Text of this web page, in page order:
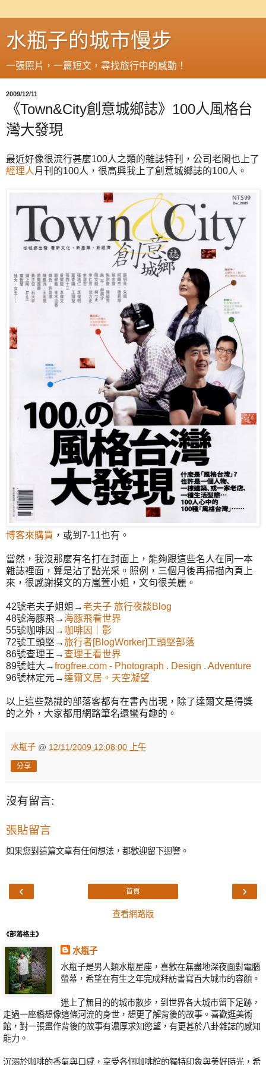
水瓶子的城市慢步
一張照片，一篇短文，尋找旅行中的感動！
2009/12/11
《Town&City創意城鄉誌》100人風格台
灣大發現
最近好像很流行甚麼100人之類的雜誌特刊，公司老闆也上了
經理人 月刊的100人，很高興我上了創意城鄉誌的100人。
博客來購買 ，或到7-11也有。
當然，我沒那麼有名打在封面上，能夠跟這些名人在同一本
雜誌裡面，算是沾了點光采。照例，三個月後再掃描內頁上
來，很感謝撰文的方嵐萱小姐，文句很美麗。
42號老夫子姐姐→老夫子 旅行夜談Blog
48號海豚飛→ 海豚飛看世界
55號咖啡因→ 咖啡因｜影
72號工頭堅→旅行者[BlogWorker]工頭堅部落
86號查理王→查理王看世界
89號蛙大→frogfree.com - Photograph . Design . Adventure
96號林定元→達爾文居。天空凝望
以上這些熟識的部落客都有在書內出現，除了達爾文是得獎
的之外，大家都用網路筆名還蠻有趣的。
水瓶子 @ 12/11/2009 12:08:00 上午
分享
沒有留言:
張貼留言
如果您對這篇文章有任何想法，都歡迎留下迴響。
‹ ›
首頁
查看網路版
《部落格主》
水瓶子
水瓶子是男人類水瓶星座，喜歡在無盡地深夜面對電腦
螢幕，希望在有生之年完成拜訪書寫百大城市的容顏。
迷上了無目的的城市散步，到世界各大城市留下足跡，
走過一座橋想像這條河流的身世，想更了解背後的故事。喜歡逛美術
館，對一張畫作背後的故事有濃厚求知慾望，有更甚於八卦雜誌的感知
能力。
沉溺於咖啡的香氣與口感，享受各個咖啡館的獨特印象與美好時光，希